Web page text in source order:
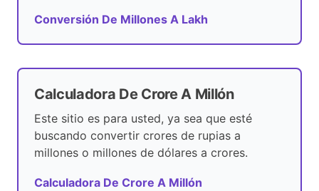
Conversión De Millones A Lakh
Calculadora De Crore A Millón
Este sitio es para usted, ya sea que esté
buscando convertir crores de rupias a
millones o millones de dólares a crores.
Calculadora De Crore A Millón